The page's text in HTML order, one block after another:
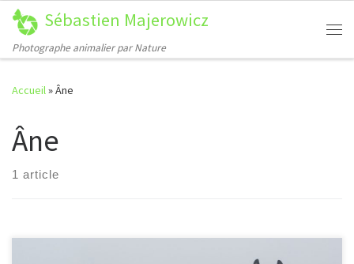
Passer au contenu
Sébastien Majerowicz
Photographe animalier par Nature
Accueil»Âne
Âne
1 article